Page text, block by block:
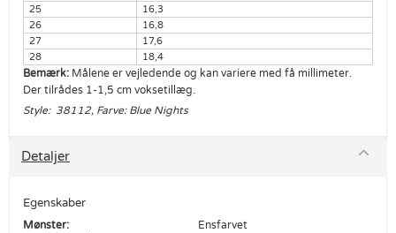
25
16,3
26
16,8
27
17,6
28
18,4
Bemærk: Målene er vejledende og kan variere med få millimeter.
Der tilrådes 1-1,5 cm voksetillæg.
Style: 38112, Farve: Blue Nights
Detaljer
Egenskaber
Mønster:
Ensfarvet